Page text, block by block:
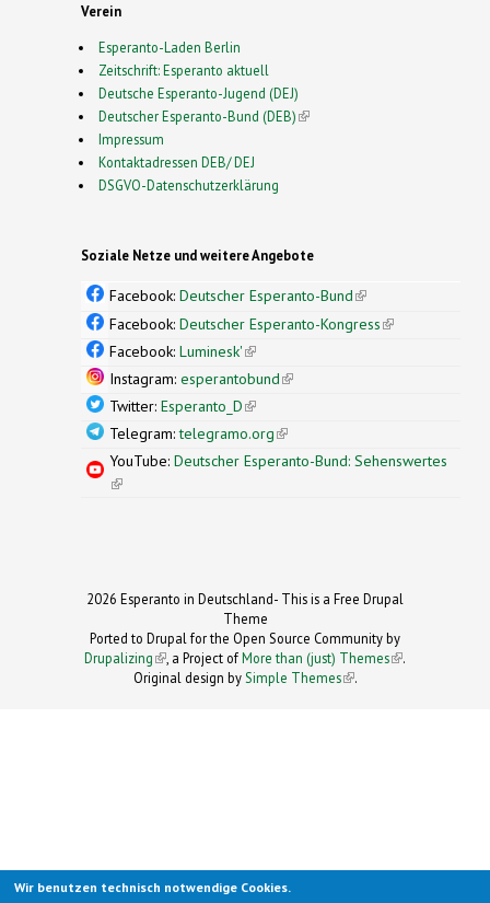
Verein
Esperanto-Laden Berlin
Zeitschrift: Esperanto aktuell
Deutsche Esperanto-Jugend (DEJ)
Deutscher Esperanto-Bund (DEB)(link is external)
Impressum
Kontaktadressen DEB/ DEJ
DSGVO-Datenschutzerklärung
Soziale Netze und weitere Angebote
Facebook: Deutscher Esperanto-Bund(link is
external)
Facebook: Deutscher Esperanto-Kongress(link is
Facebook: Luminesk'(link is external)
Instagram: esperantobund(link is external)
Twitter: Esperanto_D(link is external)
Telegram:telegramo.org(link is external)
YouTube: Deutscher Esperanto-Bund: Sehenswertes
(link is external)
2026 Esperanto in Deutschland- This is a Free Drupal
Theme
Ported to Drupal for the Open Source Community by
Drupalizing(link is external)
, a Project ofMore than (just) Themes (link is
.
Original design by Simple Themes
(link is
.
Wir benutzen technisch notwendige Cookies.